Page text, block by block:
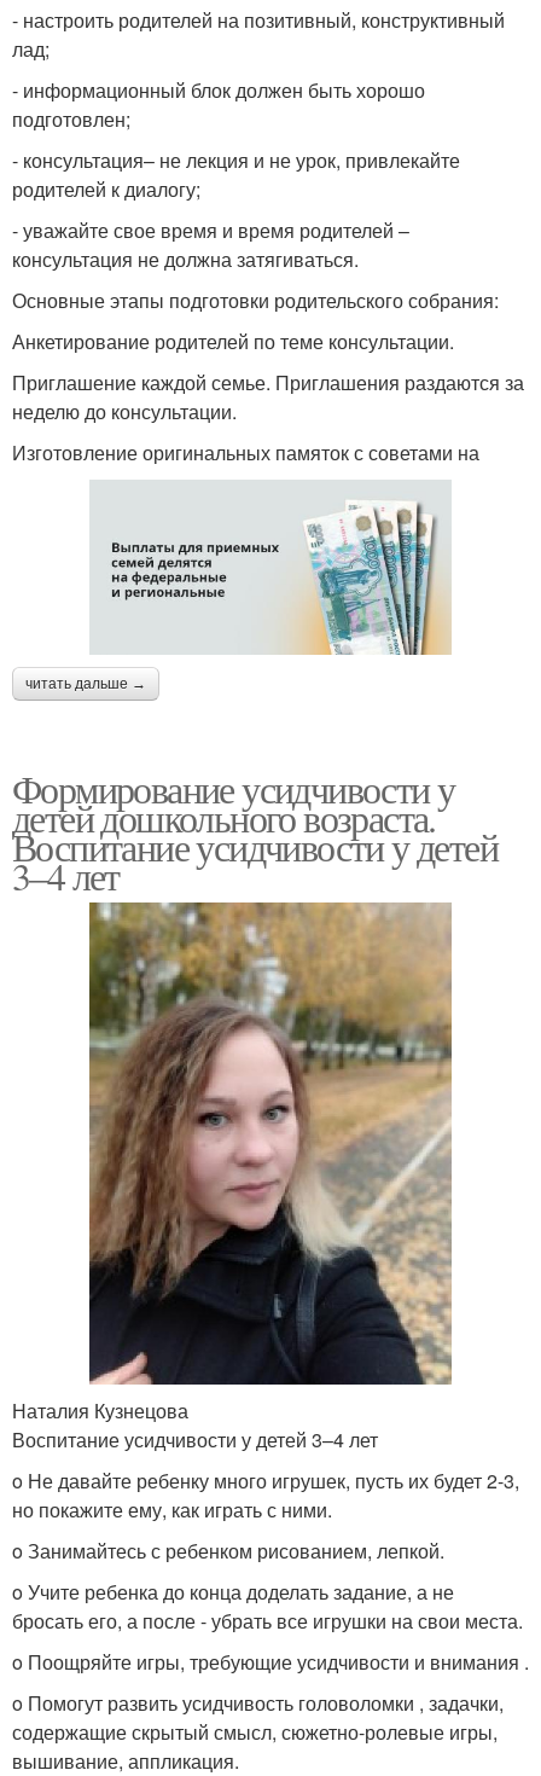
- настроить родителей на позитивный, конструктивный
лад;
- информационный блок должен быть хорошо
подготовлен;
- консультация– не лекция и не урок, привлекайте
родителей к диалогу;
- уважайте свое время и время родителей –
консультация не должна затягиваться.
Основные этапы подготовки родительского собрания:
Анкетирование родителей по теме консультации.
Приглашение каждой семье. Приглашения раздаются за
неделю до консультации.
Изготовление оригинальных памяток с советами на
читать дальше →
Формирование усидчивости у
детей дошкольного возраста.
Воспитание усидчивости у детей
3–4 лет
Наталия Кузнецова
Воспитание усидчивости у детей 3–4 лет
o Не давайте ребенку много игрушек, пусть их будет 2-3,
но покажите ему, как играть с ними.
o Занимайтесь с ребенком рисованием, лепкой.
o Учите ребенка до конца доделать задание, а не
бросать его, а после - убрать все игрушки на свои места.
o Поощряйте игры, требующие усидчивости и внимания .
o Помогут развить усидчивость головоломки , задачки,
содержащие скрытый смысл, сюжетно-ролевые игры,
вышивание, аппликация.